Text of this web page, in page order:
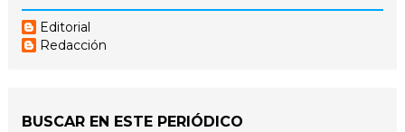
Editorial
Redacción
BUSCAR EN ESTE PERIÓDICO